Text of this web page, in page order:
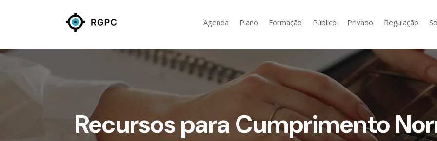
Agenda Plano Formação Público Privado Regulação
Recursos para Cumprimento